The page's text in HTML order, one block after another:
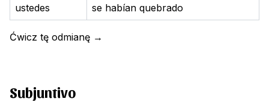
ustedes se habían quebrado
Ćwicz tę odmianę →
Subjuntivo